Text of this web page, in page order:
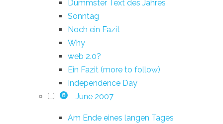
Dümmster Text des Jahres
Sonntag
Noch ein Fazit
Why
web 2.0?
Ein Fazit (more to follow)
Independence Day
8 June 2007
Am Ende eines langen Tages